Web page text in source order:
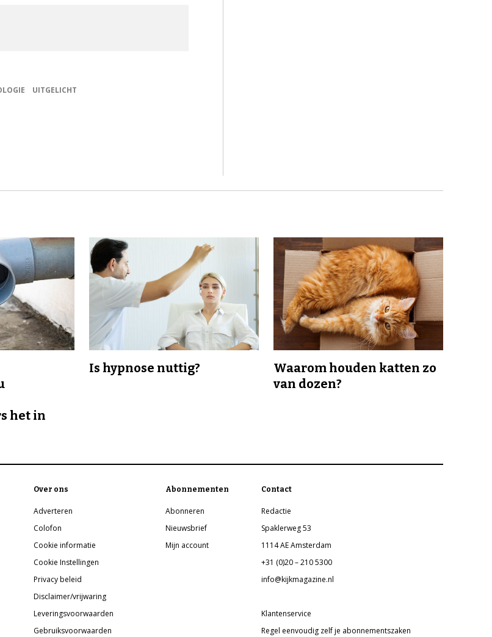
UITGELICHT
het in
Is hypnose nuttig?
Waarom houden katten zo
van dozen?
Over ons
Adverteren
Colofon
Cookie informatie
Cookie Instellingen
Privacy beleid
Disclaimer/vrijwaring
Leveringsvoorwaarden
Gebruiksvoorwaarden
Abonnementen
Abonneren
Nieuwsbrief
Mijn account
Contact
Redactie
Spaklerweg 53
1114 AE Amsterdam
+31 (0)20 – 210 5300
info@kijkmagazine.nl
Klantenservice
Regel eenvoudig zelf je abonnementszaken